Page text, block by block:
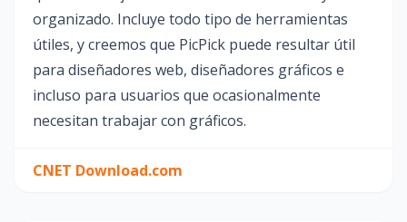
organizado. Incluye todo tipo de herramientas
útiles, y creemos que PicPick puede resultar útil
para diseñadores web, diseñadores gráficos e
incluso para usuarios que ocasionalmente
necesitan trabajar con gráficos.
CNET Download.com